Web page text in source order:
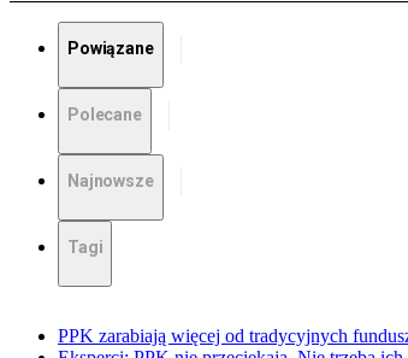
Powiązane
Polecane
Najnowsze
Tagi
PPK zarabiają więcej od tradycyjnych